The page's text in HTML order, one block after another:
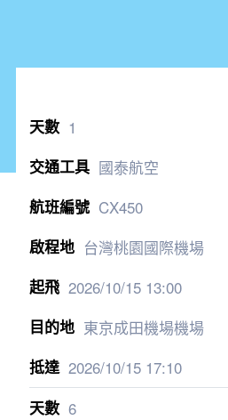
1
國泰航空
CX450
台灣桃園國際機場
2026/10/1513:00
東京成田機場機場
2026/10/1517:10
6